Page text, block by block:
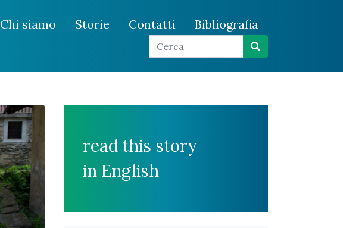
Chi siamo Storie Contatti Bibliografia
read this story
in English